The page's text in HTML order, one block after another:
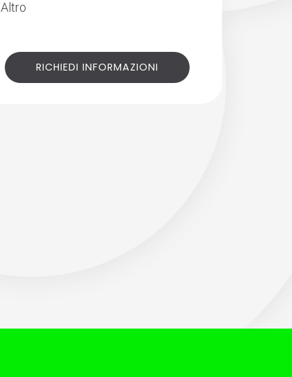
Altro
RICHIEDI INFORMAZIONI